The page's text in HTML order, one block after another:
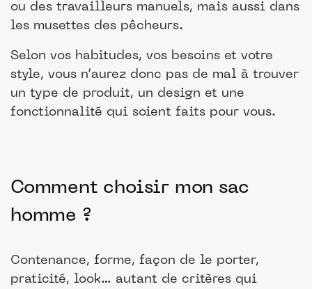
ou des travailleurs manuels, mais aussi dans
les musettes des pêcheurs.
Selon vos habitudes, vos besoins et votre
style, vous n’aurez donc pas de mal à trouver
un type de produit, un design et une
fonctionnalité qui soient faits pour vous.
Comment choisir mon sac
homme ?
Contenance, forme, façon de le porter,
praticité, look… autant de critères qui